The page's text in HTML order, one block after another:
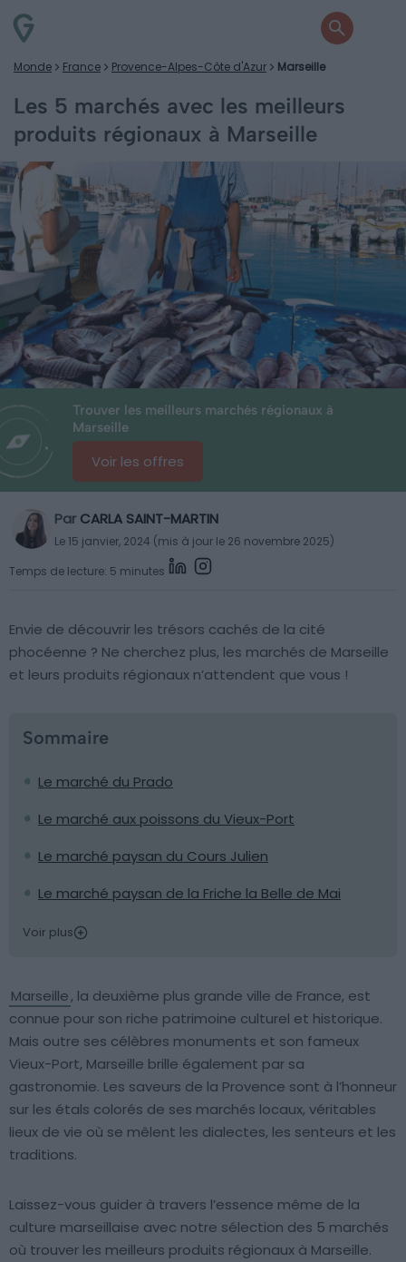
Monde France Provence-Alpes-Côte d'Azur Marseille
Les 5 marchés avec les meilleurs
produits régionaux à Marseille
Trouver les meilleurs marchés régionaux à
Marseille
Voir les offres
Par CARLA SAINT-MARTIN
Le 15 janvier, 2024 (mis à jour le 26 novembre 2025)
Temps de lecture: 5 minutes
Envie de découvrir les trésors cachés de la cité
phocéenne ? Ne cherchez plus, les marchés de Marseille
et leurs produits régionaux n’attendent que vous !
Sommaire
Le marché du Prado
Le marché aux poissons du Vieux-Port
Le marché paysan du Cours Julien
Le marché paysan de la Friche la Belle de Mai
Voir plus
Marseille, la deuxième plus grande ville de France, est
connue pour son riche patrimoine culturel et historique.
Mais outre ses célèbres monuments et son fameux
Vieux-Port, Marseille brille également par sa
gastronomie. Les saveurs de la Provence sont à l’honneur
sur les étals colorés de ses marchés locaux, véritables
lieux de vie où se mêlent les dialectes, les senteurs et les
traditions.
Laissez-vous guider à travers l’essence même de la
culture marseillaise avec notre sélection des 5 marchés
où trouver les meilleurs produits régionaux à Marseille.